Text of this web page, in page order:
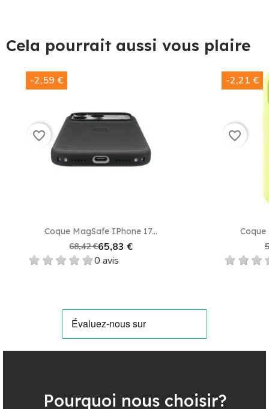
Cela pourrait aussi vous plaire
Coque MagSafe IPhone 17...
68,42 €65,83 €
0 avis
-2,59 €
favorite_border
Coque
-2,21 €
favorite_border
Pourquoi nous choisir?